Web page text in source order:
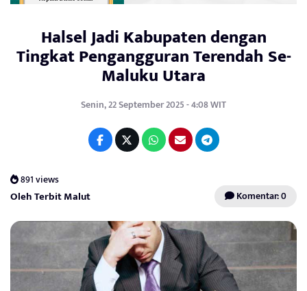
Halsel Jadi Kabupaten dengan
Tingkat Pengangguran Terendah Se-
Maluku Utara
Senin, 22 September 2025 - 4:08 WIT
891 views
Oleh Terbit Malut Komentar: 0